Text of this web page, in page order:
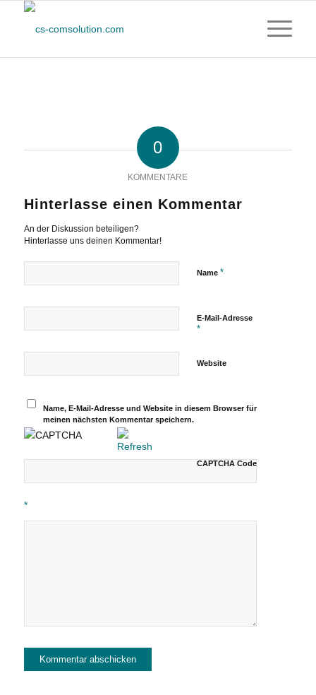
0
KOMMENTARE
Hinterlasse einen Kommentar
An der Diskussion beteiligen?
Hinterlasse uns deinen Kommentar!
Name *
E-Mail-Adresse
*
Website
Name, E-Mail-Adresse und Website in diesem Browser für
meinen nächsten Kommentar speichern.
CAPTCHA Code
*